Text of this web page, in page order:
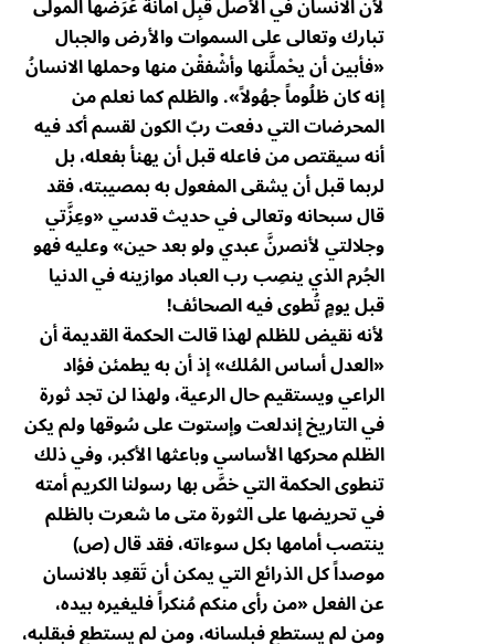
تبارك وتعالى على السموات والأرض والجبال
«فأبين أن يحْملَّنها وأشْفقْن منها وحملها الانسانُ
إنه كان ظلُوماً جهُولاً». والظلم كما نعلم من
المحرضات التي دفعت ربّ الكون لقسم أكد فيه
أنه سيقتص من فاعله قبل أن يهنأ بفعله، بل
لربما قبل أن يشقى المفعول به بمصيبته، فقد
قال سبحانه وتعالى في حديث قدسي «وعِزَّتي
وجلالتي لأنصرنَّ عبدي ولو بعد حين» وعليه فهو
الجُرم الذي ينصِب رب العباد موازينه في الدنيا
قبل يومٍ تُطوى فيه الصحائف!
لأنه نقيض للظلم لهذا قالت الحكمة القديمة أن
«العدل أساس المُلك» إذ أن به يطمئن فؤاد
الراعي ويستقيم حال الرعية، ولهذا لن تجد ثورة
في التاريخ إندلعت وإستوت على سُوقها ولم يكن
الظلم محركها الأساسي وباعثها الأكبر، وفي ذلك
تنطوى الحكمة التي خصَّ بها رسولنا الكريم أمته
في تحريضها على الثورة متى ما شعرت بالظلم
ينتصب أمامها بكل سوءاته، فقد قال (ص)
موصداً كل الذرائع التي يمكن أن تَقعِد بالانسان
عن الفعل «من رأى منكم مُنكراً فليغيره بيده،
ومن لم يستطع فبلسانه، ومن لم يستطع فبقلبه،